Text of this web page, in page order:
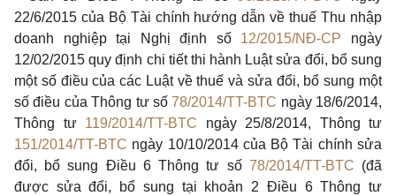
22/6/2015 của Bộ Tài chính hướng dẫn về thuế Thu nhập
doanh nghiệp tại Nghị định số 12/2015/NĐ-CP ngày
12/02/2015 quy định chi tiết thi hành Luật sửa đổi, bổ sung
một số điều của các Luật về thuế và sửa đổi, bổ sung một
số điều của Thông tư số78/2014/TT-BTC ngày 18/6/2014,
Thông tư 119/2014/TT-BTC ngày 25/8/2014, Thông tư
151/2014/TT-BTC ngày 10/10/2014 của Bộ Tài chính sửa
đổi, bổ sung Điều 6 Thông tư số 78/2014/TT-BTC (đã
được sửa đổi, bổ sung tại khoản 2 Điều 6 Thông tư